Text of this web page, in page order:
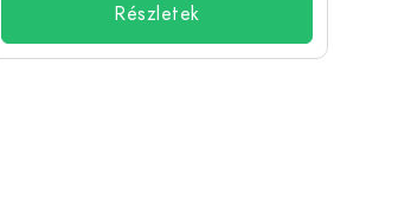
Részletek